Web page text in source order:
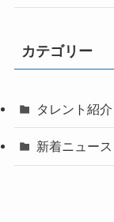
カテゴリー
タレント紹介
新着ニュース